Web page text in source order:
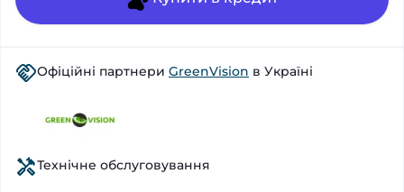
Офіційні партнери GreenVision в Україні
Технічне обслуговування